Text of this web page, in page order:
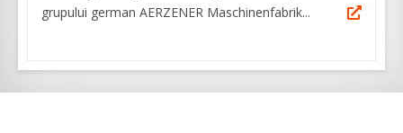
grupului german AERZENER Maschinenfabrik...